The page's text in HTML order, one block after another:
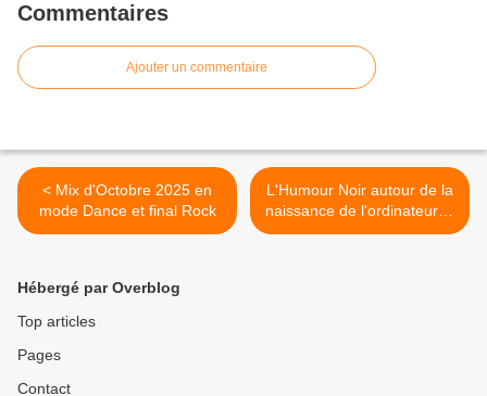
Commentaires
Ajouter un commentaire
< Mix d'Octobre 2025 en
mode Dance et final Rock
L'Humour Noir autour de la
naissance de l'ordinateur et
de l'informatique >
Hébergé par Overblog
Top articles
Pages
Contact